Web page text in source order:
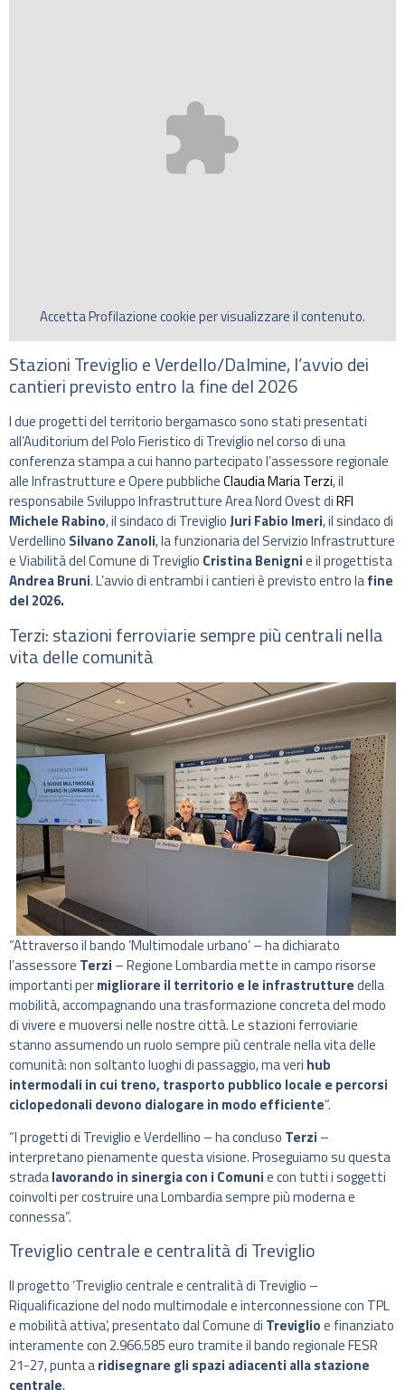
AccettaProfilazionecookie per visualizzare il contenuto.
Stazioni Treviglio e Verdello/Dalmine, l’avvio dei
cantieri previsto entro la fine del 2026
I due progetti del territorio bergamasco sono stati presentati
all’Auditorium del Polo Fieristico di Treviglio nel corso di una
conferenza stampa a cui hanno partecipato l’assessore regionale
alle Infrastrutture e Opere pubblicheClaudia Maria Terzi, il
responsabile Sviluppo Infrastrutture Area Nord Ovest diRFI
Michele Rabino, il sindaco di TreviglioJuri Fabio Imeri, il sindaco di
Verdellino Silvano Zanoli, la funzionaria del Servizio Infrastrutture
e Viabilità del Comune di Treviglio Cristina Benignie il progettista
Andrea Bruni. L’avvio di entrambi i cantieri è previsto entro lafine
del 2026.
Terzi: stazioni ferroviarie sempre più centrali nella
vita delle comunità
“Attraverso il bando ‘Multimodale urbano’ – ha dichiarato
l’assessore Terzi – Regione Lombardia mette in campo risorse
importanti permigliorare il territorio e le infrastrutturedella
mobilità, accompagnando una trasformazione concreta del modo
di vivere e muoversi nelle nostre città. Le stazioni ferroviarie
stanno assumendo un ruolo sempre più centrale nella vita delle
comunità: non soltanto luoghi di passaggio, ma veri hub
intermodali in cui treno, trasporto pubblico locale e percorsi
ciclopedonali devono dialogare in modo efficiente“.
“I progetti di Treviglio e Verdellino – ha concluso Terzi –
interpretano pienamente questa visione. Proseguiamo su questa
stradalavorando in sinergia con i Comunie con tutti i soggetti
coinvolti per costruire una Lombardia sempre più moderna e
connessa”.
Treviglio centrale e centralità di Treviglio
Il progetto ‘Treviglio centrale e centralità di Treviglio –
Riqualificazione del nodo multimodale e interconnessione con TPL
e mobilità attiva’, presentato dal Comune di Treviglioe finanziato
interamente con 2.966.585 euro tramite il bando regionale FESR
21-27, punta aridisegnare gli spazi adiacenti alla stazione
centrale.